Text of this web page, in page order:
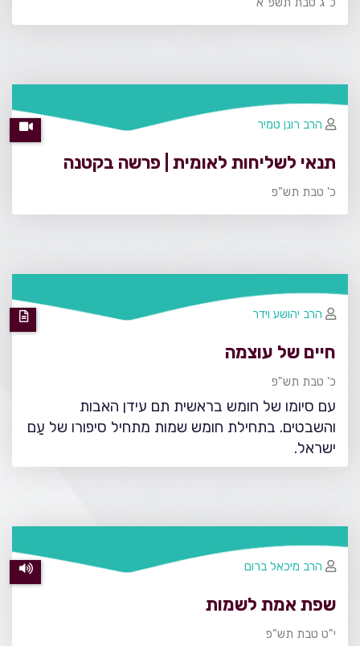
תנאי לשליחות לאומית | פרשה בקטנה
כ' טבת תש"פ
הרב רונן טמיר
חיים של עוצמה
כ' טבת תש"פ
עם סיומו של חומש בראשית תם עידן האבות
והשבטים. בתחילת חומש שמות מתחיל סיפורו של עַם
ישראל.
הרב יהושע וידר
שפת אמת לשמות
י"ט טבת תש"פ
הרב מיכאל ברום